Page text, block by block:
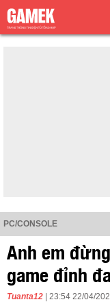
PC/CONSOLE
Anh em
game đỉnh
Tuanta12 | 23:54 22/04/